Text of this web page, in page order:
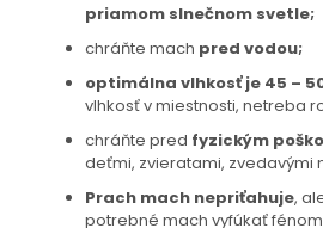
priamom slnečnom svetle;
chráňte mach pred vodou;
optimálna vlhkosť je 45 –
vlhkosť v miestnosti, netreba
chráňte pred fyzickým
deťmi, zvieratami, zvedavými
Prach mach nepriťahuje,
potrebné mach vyfúkať